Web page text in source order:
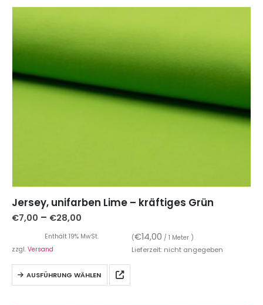
Jersey, unifarben Lime – kräftiges Grün
€7,00 – €28,00
Enthält 19% MwSt. (€14,00 / 1 Meter )
zzgl. Versand Lieferzeit: nicht angegeben
AUSFÜHRUNG WÄHLEN